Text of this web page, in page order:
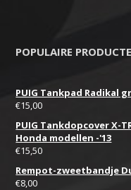
POPULAIRE
PUIG Tankpad Radikal
€15,00
PUIG Tankdopcover X-
Honda modellen -'13
€15,50
Rempot-zweetbandje
€8,00